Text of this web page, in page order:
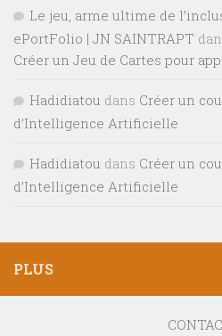
Le jeu, arme ultime de
ePortFolio | JN SAINTRAPT
Créer un Jeu de Cartes pour
Hadidiatou dans Créer un
d’Intelligence Artificielle
Hadidiatou dans Créer un
d’Intelligence Artificielle
PLUS